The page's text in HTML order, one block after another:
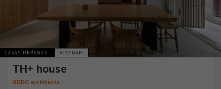
CASAS URBANAS VIETNAM
TH+ house
ODDO architects